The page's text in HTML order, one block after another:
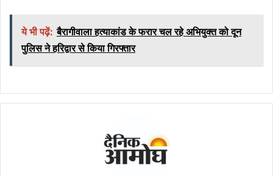
ये भी पढ़ें: बैरागीवाला हत्याकांड के फरार चल रहे अभियुक्त को दून
पुलिस ने हरिद्वार से किया गिरफ्तार